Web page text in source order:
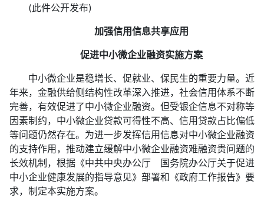
(此件公开发布)
加强信用信息共享应用
促进中小微企业融资实施方案
中小微企业是稳增长、促就业、保民生的重要力量。近
年来，金融供给侧结构性改革深入推进，社会信用体系不断
完善，有效促进了中小微企业融资。但受银企信息不对称等
因素制约，中小微企业贷款可得性不高、信用贷款占比偏低
等问题仍然存在。为进一步发挥信用信息对中小微企业融资
的支持作用，推动建立缓解中小微企业融资难融资贵问题的
长效机制，根据《中共中央办公厅 国务院办公厅关于促进
中小企业健康发展的指导意见》部署和《政府工作报告》要
求，制定本实施方案。